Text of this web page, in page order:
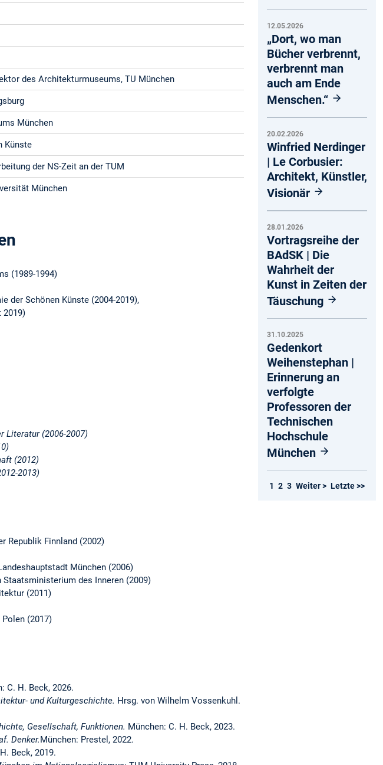
des Architekturmuseums, TU München
München
Künste
der NS-Zeit an der TUM
München
(1989-1994)
der Schönen Künste (2004-2019),
2019)
Literatur (2006-2007)
(2012)
2013)
Republik Finnland (2002)
München (2006)
Staatsministerium des Inneren (2009)
(2011)
(2017)
C. H. Beck, 2026.
und Kulturgeschichte. Hrsg. von Wilhelm Vossenkuhl.
Gesellschaft, Funktionen. München: C. H. Beck, 2023.
Denker.München: Prestel, 2022.
Beck, 2019.
12.05.2026
„Dort, wo man
Bücher verbrennt,
verbrennt man
auch am Ende
Menschen.“
20.02.2026
Winfried Nerdinger
| Le Corbusier:
Architekt, Künstler,
Visionär
28.01.2026
Vortragsreihe der
BAdSK | Die
Wahrheit der
Kunst in Zeiten der
Täuschung
31.10.2025
Gedenkort
Weihenstephan |
Erinnerung an
verfolgte
Professoren der
Technischen
Hochschule
München
1 2 3 Weiter > Letzte >>